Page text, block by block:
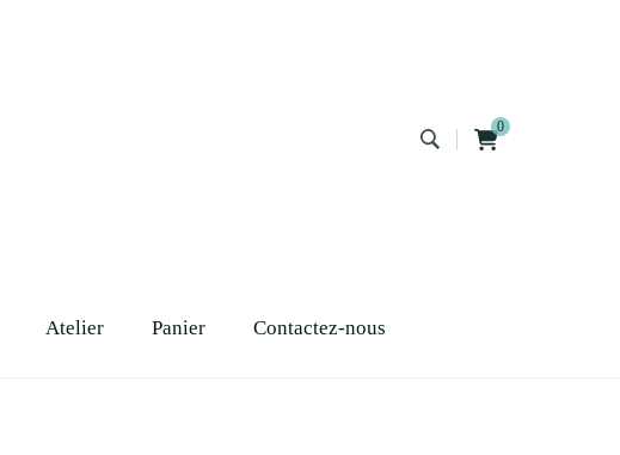
0
Atelier Panier Contactez-nous